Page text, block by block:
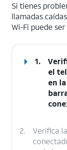
Si tienes
llamadas
Wi-Fi puede
1.
el
en
2.
Verifica